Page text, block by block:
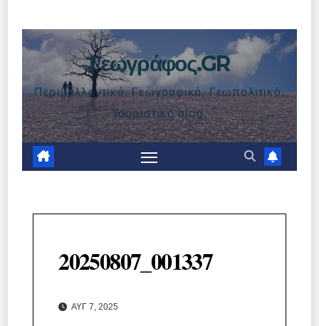
Γεωγράφος.GR
Περιβαλλοντικό, Γεωγραφικό, Γεωπολιτικό,
Τουριστικό blog.
20250807_001337
ΑΥΓ 7, 2025